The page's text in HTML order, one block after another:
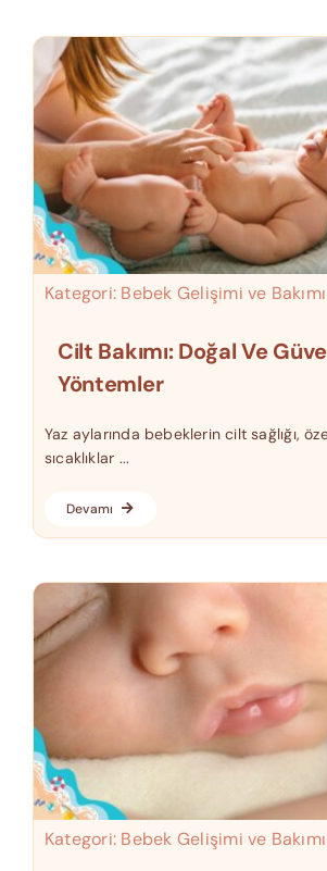
Kategori: Bebek Gelişimi ve Bakımı
Cilt Bakımı: Doğal Ve
Yöntemler
Yaz aylarında bebeklerin cilt sağlığı,
sıcaklıklar ...
Devamı
Kategori: Bebek Gelişimi ve Bakımı